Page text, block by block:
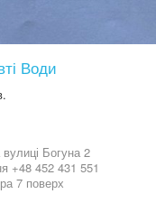
Води
Богуна 2
+48 452 431 551
7 поверх